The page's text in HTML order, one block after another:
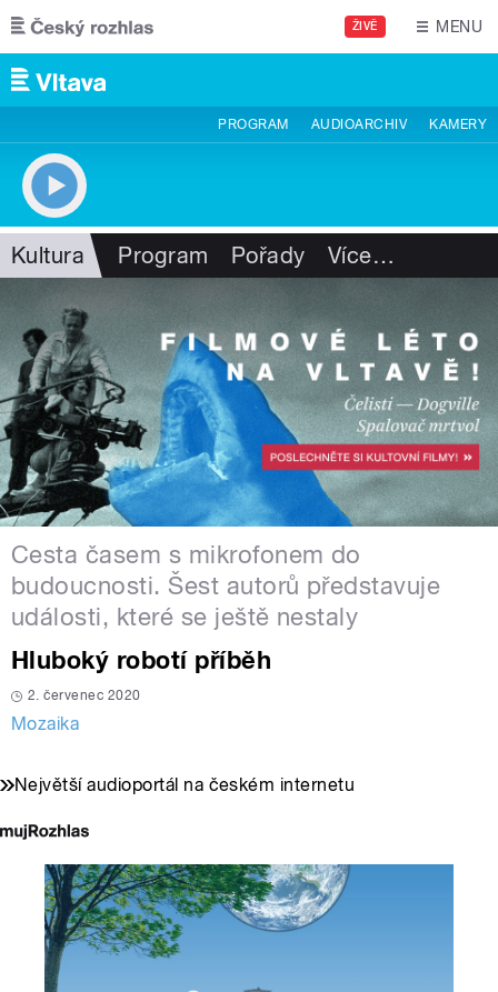
Přejít k hlavnímu obsahu
ŽIVĚ MENU
PROGRAM AUDIOARCHIV KAMERY
Kultura Program Pořady Více…
Cesta časem s mikrofonem do
budoucnosti. Šest autorů představuje
události, které se ještě nestaly
Hluboký robotí příběh
2. červenec 2020
Mozaika
Největší audioportál na českém internetu